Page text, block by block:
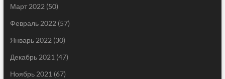
Март 2022 (50)
Февраль 2022 (57)
Январь 2022 (30)
Декабрь 2021 (47)
Ноябрь 2021 (67)